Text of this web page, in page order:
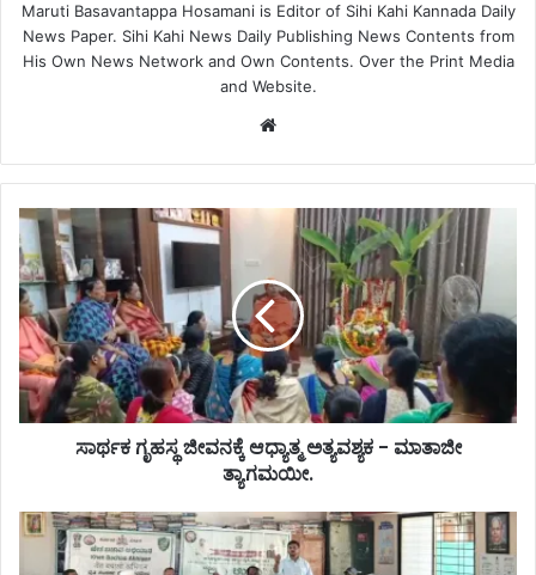
Maruti Basavantappa Hosamani is Editor of Sihi Kahi Kannada Daily
News Paper. Sihi Kahi News Daily Publishing News Contents from
His Own News Network and Own Contents. Over the Print Media
and Website.
Website
ಸಾರ್ಥಕ ಗೃಹಸ್ಥ ಜೀವನಕ್ಕೆ ಆಧ್ಯಾತ್ಮ ಅತ್ಯವಶ್ಯಕ - ಮಾತಾಜೀ
ತ್ಯಾಗಮಯೀ‌.